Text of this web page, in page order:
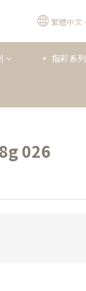
繁體中文
▪ 指彩系列
026